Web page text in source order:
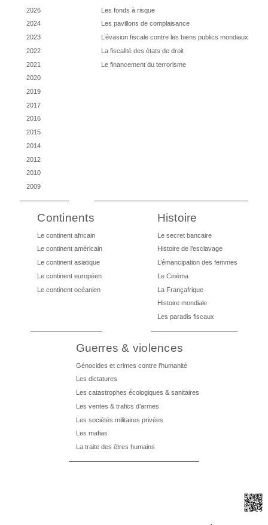
2026
2024
2023
2022
2021
2020
2019
2017
2016
2015
2014
2012
2010
2009
Les fonds à risque
Les pavillons de complaisance
L’évasion fiscale contre les biens publics mondiaux
La fiscalité des états de droit
Le financement du terrorisme
Continents
Le continent africain
Le continent américain
Le continent asiatique
Le continent européen
Le continent océanien
Histoire
Le secret bancaire
Histoire de l’esclavage
L’émancipation des femmes
Le Cinéma
La Françafrique
Histoire mondiale
Les paradis fiscaux
Guerres & violences
Génocides et crimes contre l’humanité
Les dictatures
Les catastrophes écologiques & sanitaires
Les ventes & trafics d’armes
Les sociétés militaires privées
Les mafias
La traite des êtres humains